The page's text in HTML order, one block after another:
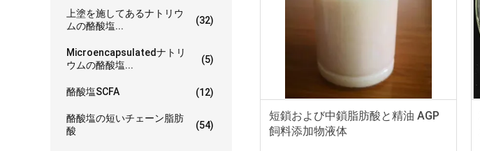
上塗を施してあるナトリウ
ムの酪酸塩...
(32)
Microencapsulatedナトリ
ウムの酪酸塩...
(5)
酪酸塩SCFA (12)
酪酸塩の短いチェーン脂肪
酸
(54)
短鎖および中鎖脂肪酸と精油 AGP
飼料添加物液体